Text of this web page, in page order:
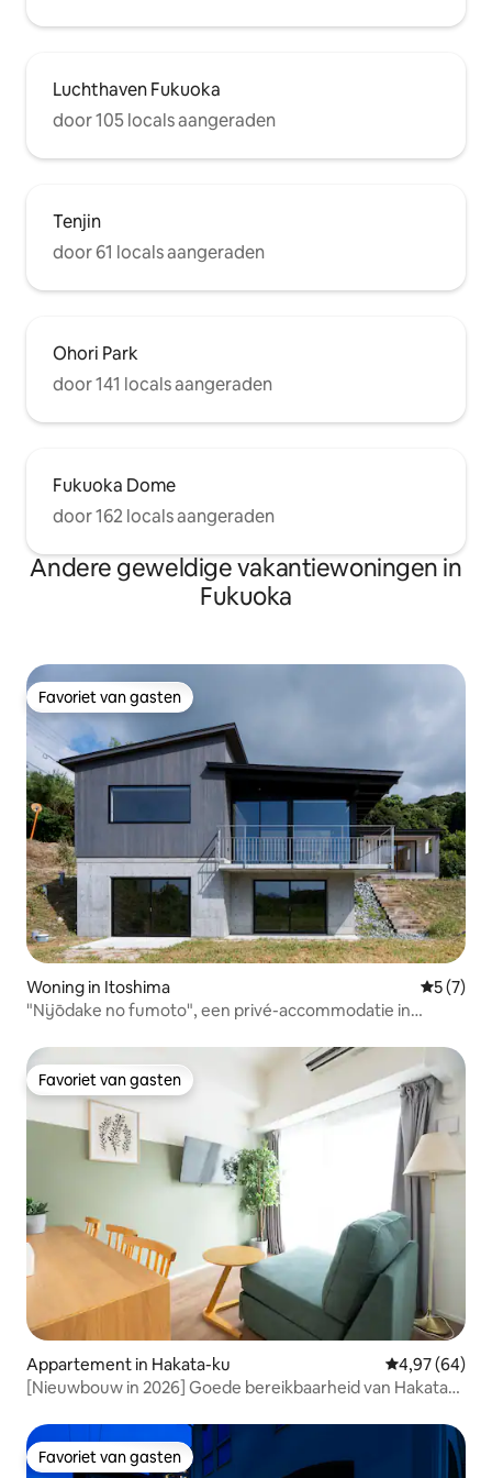
Luchthaven Fukuoka
door 105 locals aangeraden
Tenjin
door 61 locals aangeraden
Ohori Park
door 141 locals aangeraden
Fukuoka Dome
door 162 locals aangeraden
Andere geweldige vakantiewoningen in
Fukuoka
Favoriet van gasten
Favoriet van gasten
Woning in Itoshima
5 (7)
"Nijōdake no fumoto", een privé-accommodatie in
Favoriet van gasten
Favoriet van gasten
Appartement in Hakata-ku Gemiddelde
4,97 (64)
[Nieuwbouw in 2026] Goede bereikbaarheid van Hakata
uitgerust | Langdurig verblijf voor toerisme is welkom
Favoriet van gasten
Favoriet van gasten